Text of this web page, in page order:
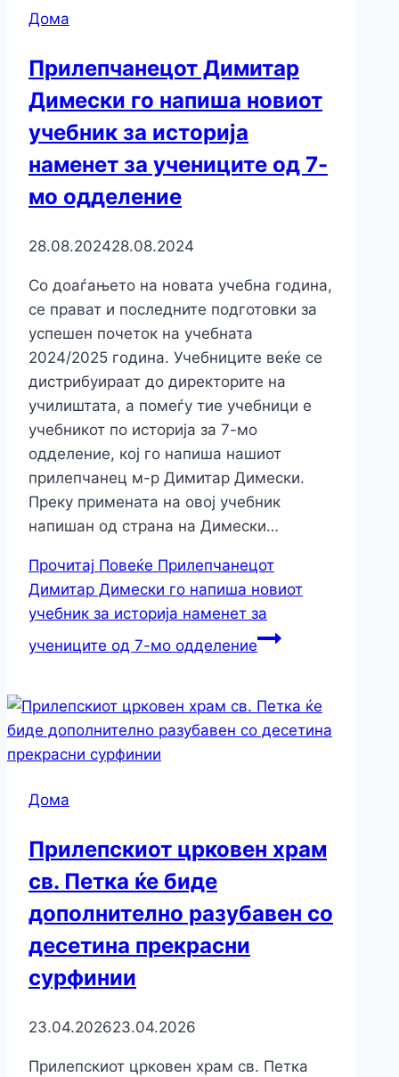
Дома
Прилепчанецот Димитар
Димески го напиша новиот
учебник за историја
наменет за учениците од 7-
мо одделение
28.08.202428.08.2024
Со доаѓањето на новата учебна година,
се прават и последните подготовки за
успешен почеток на учебната
2024/2025 година. Учебниците веќе се
дистрибуираат до директорите на
училиштата, а помеѓу тие учебници е
учебникот по историја за 7-мо
одделение, кој го напиша нашиот
прилепчанец м-р Димитар Димески.
Преку примената на овој учебник
напишан од страна на Димески…
Прочитај Повеќе Прилепчанецот
Димитар Димески го напиша новиот
учебник за историја наменет за
учениците од 7-мо одделение
Дома
Прилепскиот црковен храм
св. Петка ќе биде
дополнително разубавен со
десетина прекрасни
сурфинии
23.04.202623.04.2026
Прилепскиот црковен храм св. Петка